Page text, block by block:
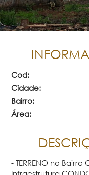
Cod:
Cidade:
Bairro:
Área:
- TERRENO no Bairro